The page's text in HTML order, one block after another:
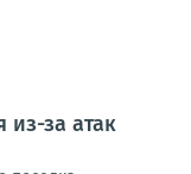
за атак